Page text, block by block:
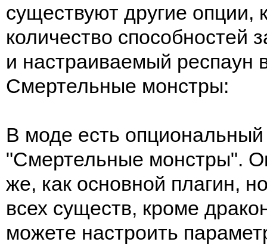
существуют другие опции,
количество способностей
и настраиваемый респаун
Смертельные монстры:
В моде есть опциональный
"Смертельные монстры".
же, как основной плагин,
всех существ, кроме
можете настроить